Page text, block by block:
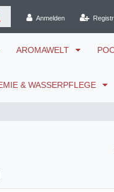
Anmelden
AROMAWELT
& WASSERPFLEGE